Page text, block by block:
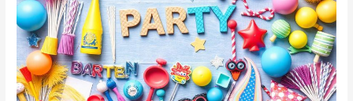
舉
辦
主
題
派
對